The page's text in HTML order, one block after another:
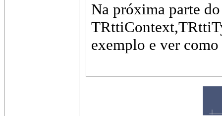
Na próxima parte
exemplo e ver